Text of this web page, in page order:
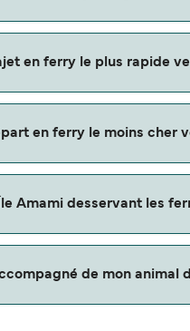
en ferry le plus rapide
en ferry le moins cher
Amami desservant les
de mon animal